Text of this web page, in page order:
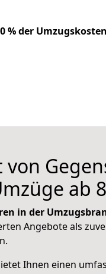
% der
von
ab
in der
Angebote als
Ihnen einen